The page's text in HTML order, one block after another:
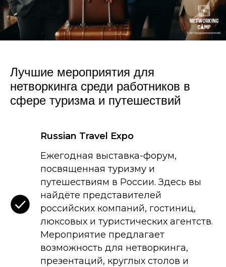
Лучшие мероприятия для
нетворкинга среди работников в
сфере туризма и путешествий
Russian Travel Expo
Ежегодная выставка-форум,
посвященная туризму и
путешествиям в России. Здесь вы
найдёте представителей
российских компаний, гостиниц,
люксовых и туристических агентств.
Мероприятие предлагает
возможность для нетворкинга,
презентаций, круглых столов и